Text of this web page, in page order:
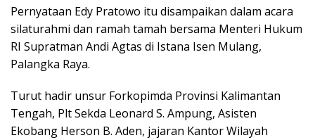
Pernyataan Edy Pratowo itu disampaikan dalam acara
silaturahmi dan ramah tamah bersama Menteri Hukum
RI Supratman Andi Agtas di Istana Isen Mulang,
Palangka Raya.
Turut hadir unsur Forkopimda Provinsi Kalimantan
Tengah, Plt Sekda Leonard S. Ampung, Asisten
Ekobang Herson B. Aden, jajaran Kantor Wilayah